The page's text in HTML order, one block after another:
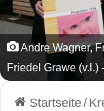
Andre Wagner,
Friedel Grawe (v.l.)
Startseite/